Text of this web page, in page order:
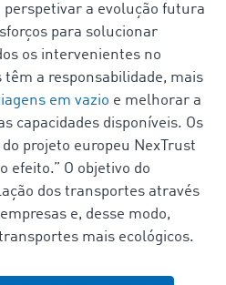
a evolução futura
para solucionar
os intervenientes no
a responsabilidade, mais
em vazio e melhorar a
capacidades disponíveis. Os
projeto europeu NexTrust
efeito.” O objetivo do
dos transportes através
e, desse modo,
mais ecológicos.